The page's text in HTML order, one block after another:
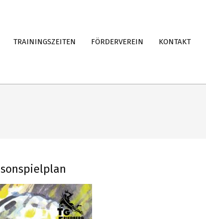
TRAININGSZEITEN FÖRDERVEREIN KONTAKT